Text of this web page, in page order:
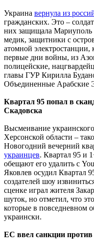
Украина вернула из
гражданских. Это –
них защищала Мариуполь
медик, защитники с
атомной
первые дни войны, из
полицейские,
главы ГУР Кирилла
Объединенные Арабские
Квартал 95 попал в
Скадовска
Высмеивание
Херсонской области –
Новогодний вечерний
украинцев. Квартал 95 и
обещают его удалить с
Яковлев осудил Квартал
создателей шоу
сценке играл жителя
шуток, но отметил, что
которые в повседневном
украински.
ЕС ввел санкции против